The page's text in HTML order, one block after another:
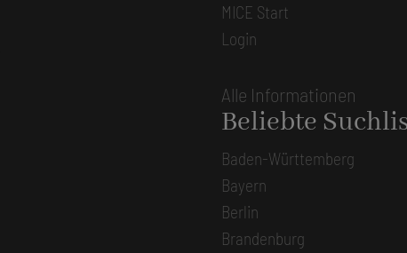
MICE Start
Login
Alle Informationen
Beliebte
Baden-Württemberg
Bayern
Berlin
Brandenburg